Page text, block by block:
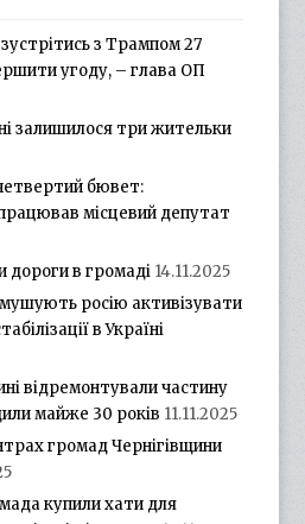
з Трампом 27
угоду, – глава ОП
залишилося три жительки
бювет:
місцевий депутат
дороги в громаді 14.11.2025
росію активізувати
в Україні
відремонтували частину
майже 30 років 11.11.2025
громад Чернігівщини
купили хати для